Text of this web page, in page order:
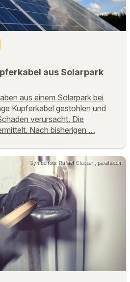
aus Solarpark
aus einem Solarpark bei
Kupferkabel gestohlen und
verursacht. Die
Nach bisherigen …
Symbolfoto: Rafael Classen, pexels.com